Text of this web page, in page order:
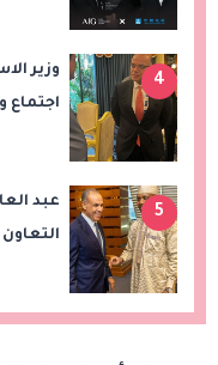
4
وزير
اجتماع
5
عبد